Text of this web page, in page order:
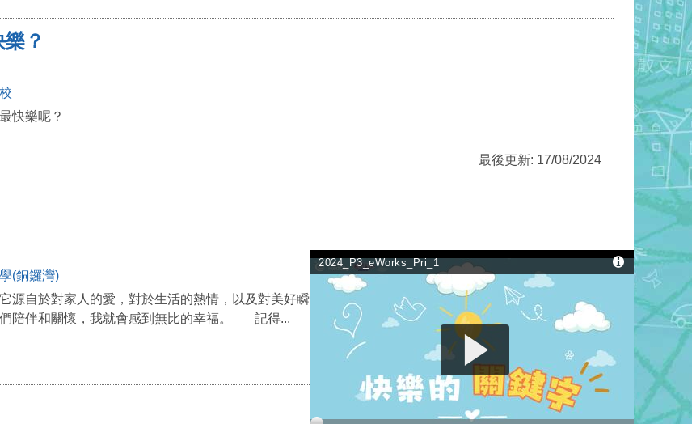
？
快樂呢？
最後更新: 17/08/2024
(銅鑼灣)
自於對家人的愛，對於生活的熱情，以及對美好瞬間的珍惜。家人就是我心中的「快樂關鍵字」。無論
陪伴和關懷，我就會感到無比的幸福。 記得...
最後更新: 17/08/2024